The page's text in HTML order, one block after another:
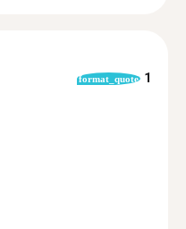
format_quote 1